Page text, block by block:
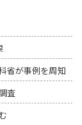
省が事例を周知
査